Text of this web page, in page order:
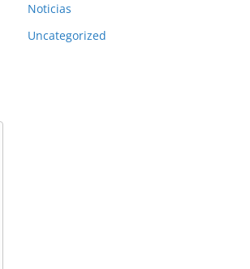
Noticias
Uncategorized